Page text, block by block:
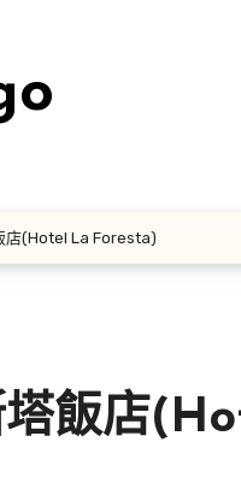
店(Hotel La Foresta)
塔飯店